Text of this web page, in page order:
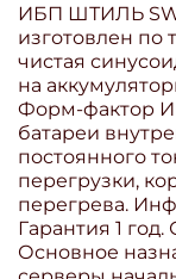
ИБП ШТИЛЬ
изготовлен по
чистая
на
Форм-фактор
батареи
постоянного
перегрузки,
перегрева.
Гарантия 1
Основное